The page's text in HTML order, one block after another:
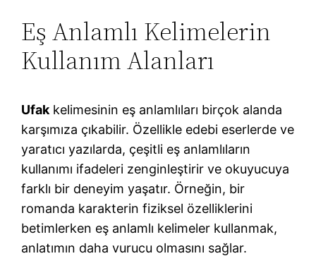
Eş Anlamlı Kelimelerin
Kullanım Alanları
Ufakkelimesinin eş anlamlıları birçok alanda
karşımıza çıkabilir. Özellikle edebi eserlerde ve
yaratıcı yazılarda, çeşitli eş anlamlıların
kullanımı ifadeleri zenginleştirir ve okuyucuya
farklı bir deneyim yaşatır. Örneğin, bir
romanda karakterin fiziksel özelliklerini
betimlerken eş anlamlı kelimeler kullanmak,
anlatımın daha vurucu olmasını sağlar.